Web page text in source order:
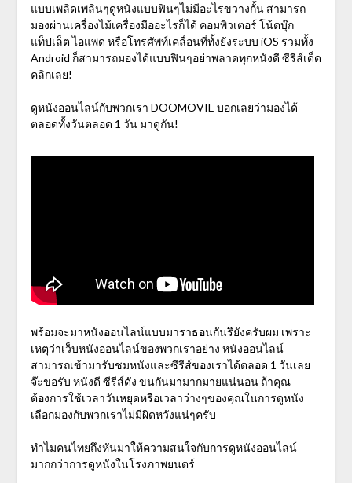
แบบเพลิดเพลินๆดูหนังแบบฟินๆไม่มีอะไรขวางกั้น สามารถ
มองผ่านเครื่องไม้เครื่องมืออะไรก็ได้ คอมพิวเตอร์ โน้ตบุ๊ก
แท็ปเล็ต ไอแพด หรือโทรศัพท์เคลื่อนที่ทั้งยังระบบ iOS รวมทั้ง
Android ก็สามารถมองได้แบบฟินๆอย่าพลาดทุกหนังดี ซีรีส์เด็ด
คลิกเลย!
ดูหนังออนไลน์กับพวกเรา DOOMOVIE บอกเลยว่ามองได้
ตลอดทั้งวันตลอด 1 วัน มาดูกัน!
พร้อมจะมาหนังออนไลน์แบบมาราธอนกันรึยังครับผม เพราะ
เหตุว่าเว็บหนังออนไลน์ของพวกเราอย่าง หนังออนไลน์
สามารถเข้ามารับชมหนังและซีรีส์ของเราได้ตลอด 1 วันเลย
จ๊ะขอรับ หนังดี ซีรีส์ดัง ขนกันมามากมายแน่นอน ถ้าคุณ
ต้องการใช้เวลาวันหยุดหรือเวลาว่างๆของคุณในการดูหนัง
เลือกมองกับพวกเราไม่มีผิดหวังแน่ๆครับ
ทำไมคนไทยถึงหันมาให้ความสนใจกับการดูหนังออนไลน์
มากกว่าการดูหนังในโรงภาพยนตร์